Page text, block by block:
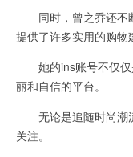
同时，曾之乔还不
提供了许多实用的购物
她的ins账号不仅仅
丽和自信的平台。
无论是追随时尚潮
关注。